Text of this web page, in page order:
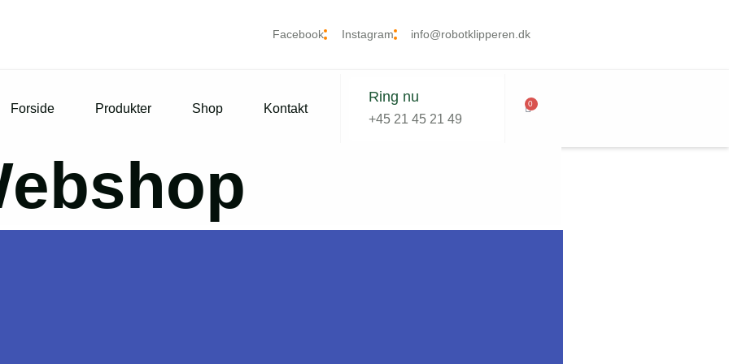
Facebook Instagram info@robotklipperen.dk
Forside Produkter Shop Kontakt
Ring nu
+45 21 45 21 49
0